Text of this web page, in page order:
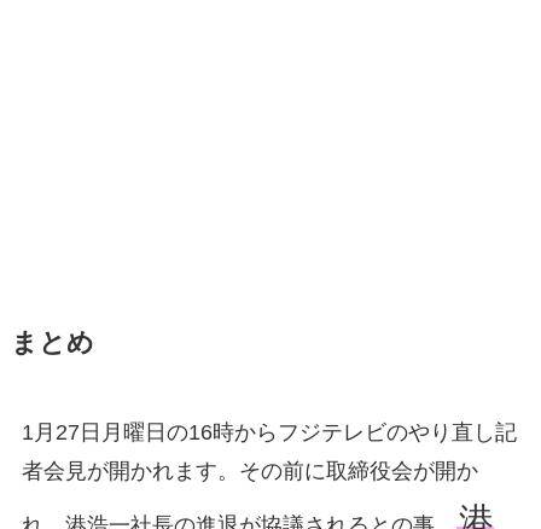
まとめ
1月27日月曜日の16時からフジテレビのやり直し記
者会見が開かれます。その前に取締役会が開か
港